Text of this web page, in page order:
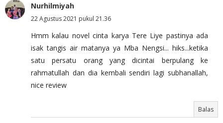
Nurhilmiyah
22 Agustus 2021 pukul 21.36
Hmm kalau novel cinta karya Tere Liye pastinya ada
isak tangis air matanya ya Mba Nengsi... hiks...ketika
satu persatu orang yang dicintai berpulang ke
rahmatullah dan dia kembali sendiri lagi subhanallah,
nice review
Balas